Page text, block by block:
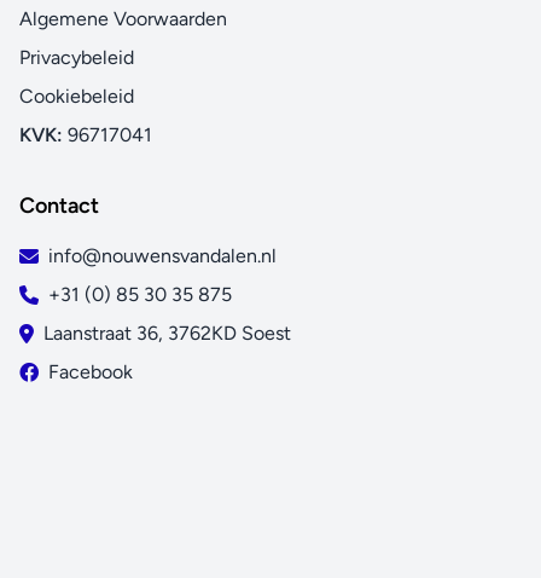
Algemene Voorwaarden
Privacybeleid
Cookiebeleid
KVK: 96717041
Contact
info@nouwensvandalen.nl
+31 (0) 85 30 35 875
Laanstraat 36, 3762KD Soest
Facebook